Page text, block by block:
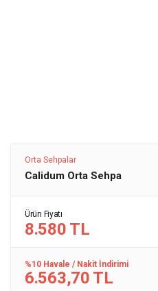
Orta Sehpalar
Calidum Orta Sehpa
Ürün Fiyatı
8.580 TL
%10 Havale / Nakit İndirimi
6.563,70 TL